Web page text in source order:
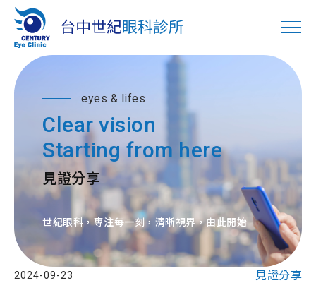
eyes & lifes
Clear vision
Starting from here
見證分享
世紀眼科，專注每一刻，清晰視界，由此開始
2024-09-23 見證分享